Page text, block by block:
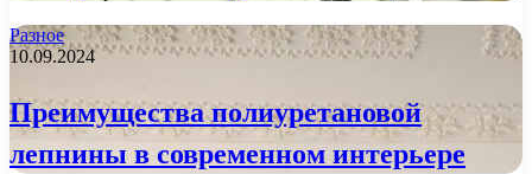
Разное
10.09.2024
Преимущества полиуретановой
лепнины в современном интерьере